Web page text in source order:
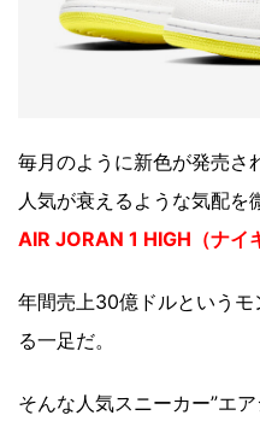
毎月のように新色が発売さ
人気が衰えるような気配を
AIR JORAN 1 HIGH（ナイ
年間売上30億ドルという
る一足だ。
そんな人気スニーカー”エ